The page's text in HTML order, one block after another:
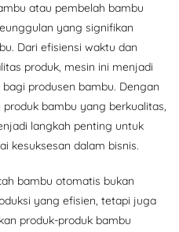
atau pembelah bambu
yang signifikan
Dari efisiensi waktu dan
produk, mesin ini menjadi
produsen bambu. Dengan
bambu yang berkualitas,
langkah penting untuk
kesuksesan dalam bisnis.
bambu otomatis bukan
yang efisien, tetapi juga
produk-produk bambu